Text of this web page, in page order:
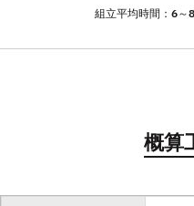
組立平均時間：6～
概算